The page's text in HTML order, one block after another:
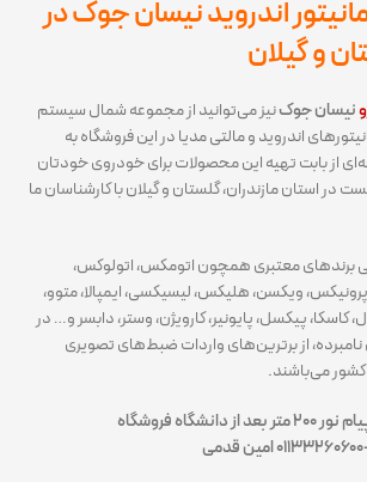
اندروید نیسان جوک در
و گیلان
نیسان جوکنیز می‌توانید از مجموعه شمال سیستم
اندروید و مالتی مدیا در این فروشگاه به
از بابت تهیه این محصولات برای خودروی خودتان
در استان مازندران، گلستان و گیلان با کارشناسان ما
برندهای معتبری همچون اتومکس، اتولوکس،
ویکسن، هلیکس، لیسیکسی، ایمپالا، متوو،
کاسکا، پیکسل، پایونیر، کارویژن، وستر، دابسر و… در
از برترین‌های واردات ضبط‌های تصویری
کشور می‌باشند.
مازندران.ساری خیابان پیام نور ۲۰۰ متر بعد از دانشگاه فروشگاه
۰۱۱۳۳۲۶۰۶۰۰ امین قدمی